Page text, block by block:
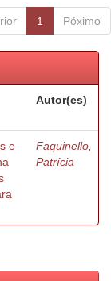
1 Póximo
Autor(es)
e
Faquinello,
Patrícia